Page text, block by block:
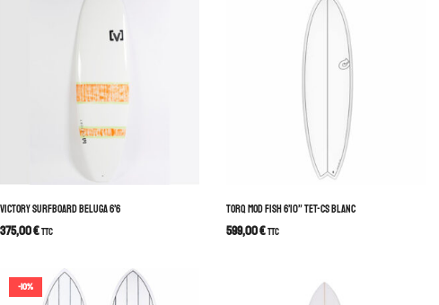
VICTORY SURFBOARD BELUGA 6’6
375,00€TTC
TORQ MOD FISH 6’10” TET-CS BLANC
599,00€TTC
-10%